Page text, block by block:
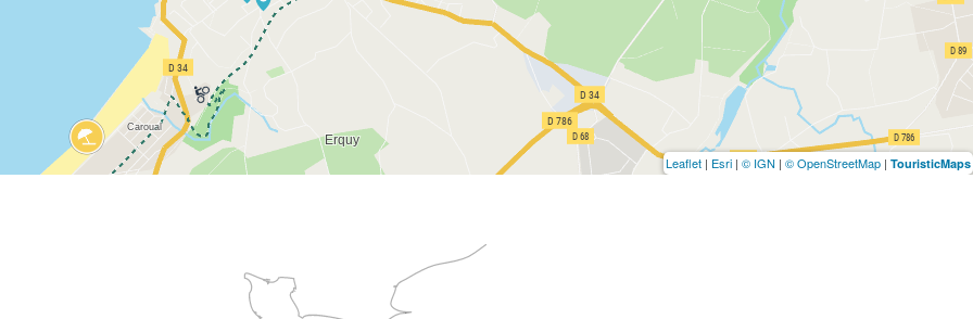
Leaflet | Esri | © IGN | © OpenStreetMap | TouristicMaps